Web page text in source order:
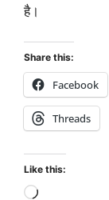
है।
Share this:
Facebook
Threads
Like this: